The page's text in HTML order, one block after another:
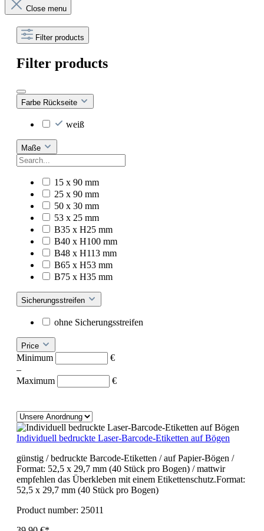
Close menu
Filter products
Filter products
Farbe Rückseite
weiß
Maße
15 x 90 mm
25 x 90 mm
50 x 30 mm
53 x 25 mm
B35 x H25 mm
B40 x H100 mm
B48 x H113 mm
B65 x H53 mm
B75 x H35 mm
Sicherungsstreifen
ohne Sicherungsstreifen
Price
Minimum
€
–
Maximum
€
Individuell bedruckte Laser-Barcode-Etiketten auf Bögen
günstig / bedruckte Barcode-Etiketten / auf Papier-Bögen /
Format: 52,5 x 29,7 mm (40 Stück pro Bogen) / mattwir
empfehlen das Überkleben mit einem Etikettenschutz.Format:
52,5 x 29,7 mm (40 Stück pro Bogen)
Product number: 25011